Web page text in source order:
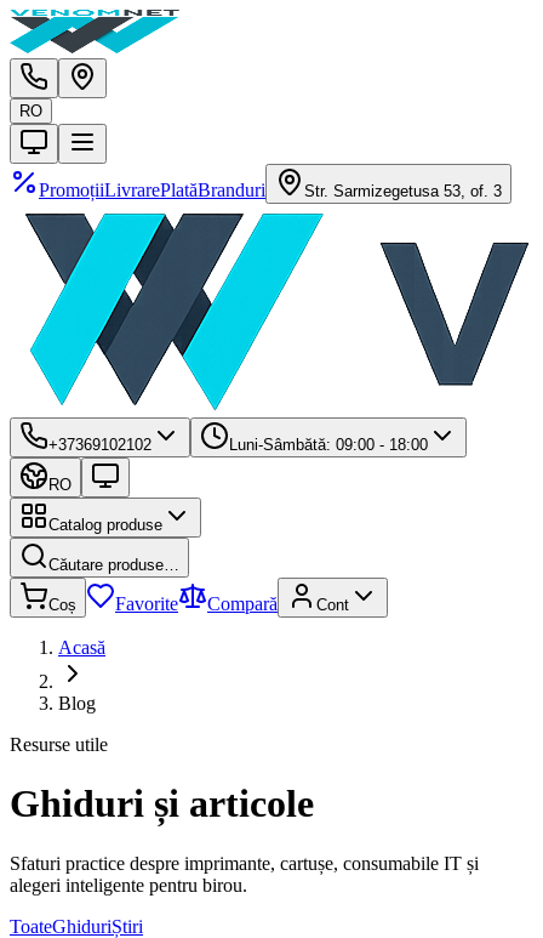
RO
PromoțiiLivrarePlatăBranduri Str. Sarmizegetusa 53, of. 3
+37369102102 Luni-Sâmbătă: 09:00 - 18:00
RO
Catalog produse
Căutare produse…
Coș Favorite Compară Cont
Acasă
Blog
Resurse utile
Ghiduri și articole
Sfaturi practice despre imprimante, cartușe, consumabile IT și
alegeri inteligente pentru birou.
ToateGhiduriȘtiri